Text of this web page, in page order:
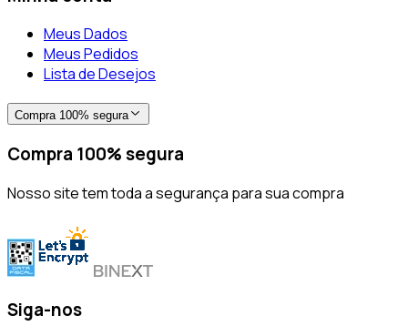
Meus Dados
Meus Pedidos
Lista de Desejos
Compra 100% segura
Compra 100% segura
Nosso site tem toda a segurança para sua compra
Siga-nos